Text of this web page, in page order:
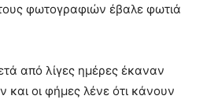
φωτογραφιών έβαλε φωτιά
από λίγες ημέρες έκαναν
οι φήμες λένε ότι κάνουν